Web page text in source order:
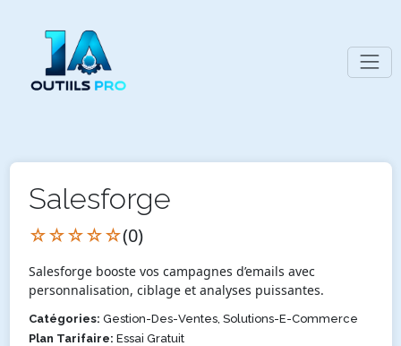
Salesforge
☆☆☆☆☆(0)
Salesforge booste vos campagnes d’emails avec
personnalisation, ciblage et analyses puissantes.
Catégories: Gestion-Des-Ventes, Solutions-E-Commerce
Plan Tarifaire: Essai Gratuit